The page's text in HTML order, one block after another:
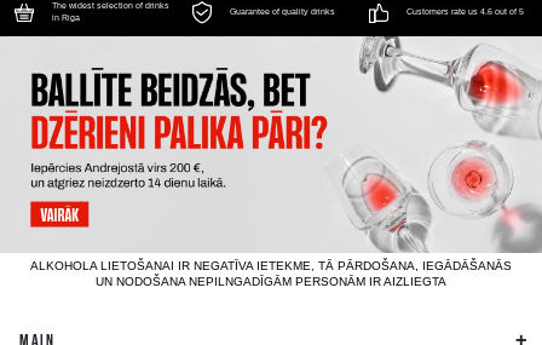
The widest selection of drinks
in Riga
Guarantee of quality drinks Customers rate us 4.6 out of 5
ALKOHOLA LIETOŠANAI IR NEGATĪVA IETEKME, TĀ PĀRDOŠANA, IEGĀDĀŠANĀS
UN NODOŠANA NEPILNGADĪGĀM PERSONĀM IR AIZLIEGTA